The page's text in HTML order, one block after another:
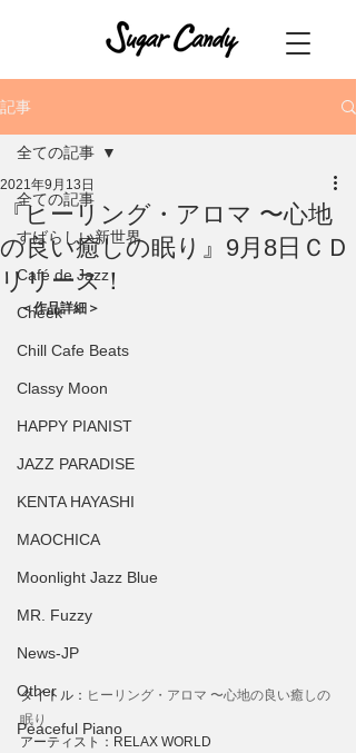
記事
全ての記事
すばらしい新世界
Café de Jazz
Cheek
Chill Cafe Beats
Classy Moon
HAPPY PIANIST
JAZZ PARADISE
KENTA HAYASHI
MAOCHICA
Moonlight Jazz Blue
MR. Fuzzy
News-JP
Other
Peaceful Piano
全ての記事
『ヒーリング・アロマ 〜心地
の良い癒しの眠り』9月8日ＣＤ
リリース！
2021年9月13日
＜作品詳細＞
タイトル： ヒーリング・アロマ 〜心地の良い癒しの
眠り
アーティスト：RELAX WORLD